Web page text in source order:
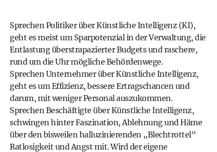
Sprechen Politiker über Künstliche Intelligenz (KI),
geht es meist um Sparpotenzial in der Verwaltung, die
Entlastung überstrapazierter Budgets und raschere,
rund um die Uhr mögliche Behördenwege.
Sprechen Unternehmer über Künstliche Intelligenz,
geht es um Effizienz, bessere Ertragschancen und
darum, mit weniger Personal auszukommen.
Sprechen Beschäftigte über Künstliche Intelligenz,
schwingen hinter Faszination, Ablehnung und Häme
über den bisweilen halluzinierenden „Blechtrottel“
Ratlosigkeit und Angst mit. Wird der eigene